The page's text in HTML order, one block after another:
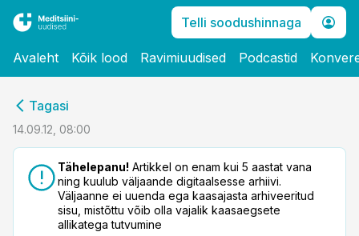
Telli soodushinnaga
Avaleht Kõik lood Ravimiuudised Podcastid
Tagasi
14.09.12, 08:00
Tähelepanu! Artikkel on enam kui 5 aastat vana
ning kuulub väljaande digitaalsesse arhiivi.
Väljaanne ei uuenda ega kaasajasta arhiveeritud
sisu, mistõttu võib olla vajalik kaasaegsete
allikatega tutvumine